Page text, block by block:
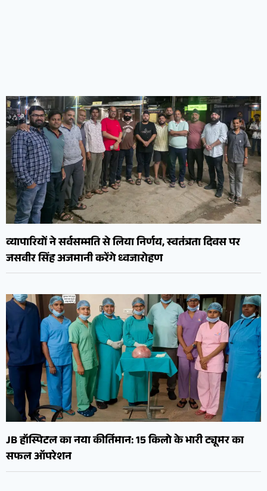
व्यापारियों ने सर्वसम्मति से लिया निर्णय, स्वतंत्रता दिवस पर
जसवीर सिंह अजमानी करेंगे ध्वजारोहण
JB हॉस्पिटल का नया कीर्तिमान: 15 किलो के भारी ट्यूमर का
सफल ऑपरेशन